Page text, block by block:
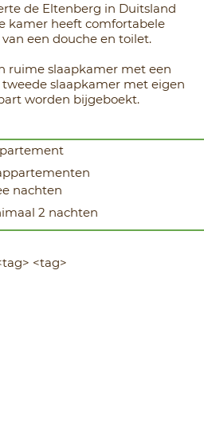
de Eltenberg in Duitsland
kamer heeft comfortabele
een douche en toilet.
ruime slaapkamer met een
slaapkamer met eigen
worden bijgeboekt.
nachten
2 nachten
<tag>